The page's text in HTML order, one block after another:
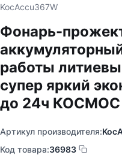
KocAccu367W
Фонарь-
работы
супер яркий
до 24ч КОСМОС
Артикул производителя:
Код товара:36983